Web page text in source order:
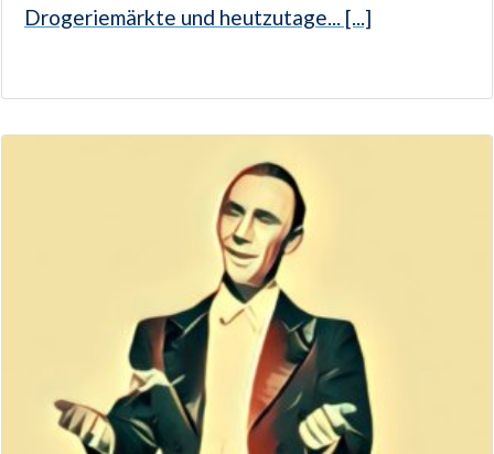
Drogeriemärkte und heutzutage... [...]